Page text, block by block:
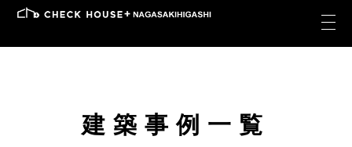
建築事例一覧